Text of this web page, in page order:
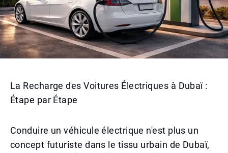
La Recharge des Voitures Électriques à Dubaï :
Étape par Étape
Conduire un véhicule électrique n'est plus un
concept futuriste dans le tissu urbain de Dubaï,